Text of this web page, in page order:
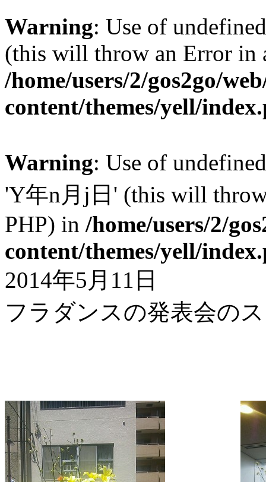
Warning: Use of
(this will throw an Error in
/home/users/2/gos2go/
content/themes/yell/
Warning: Use of
'Y年n月j日' (this will
PHP) in /home/users/2/
content/themes/yell/
2014年5月11日
フラダンスの発表会の